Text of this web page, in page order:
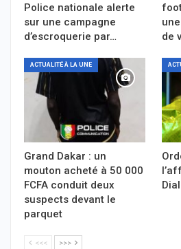
Police nationale alerte
sur une campagne
d’escroquerie par…
de
ACTUALITÉ À LA UNE
Grand Dakar : un
mouton acheté à 50 000
FCFA conduit deux
suspects devant le
parquet
<<< >>>